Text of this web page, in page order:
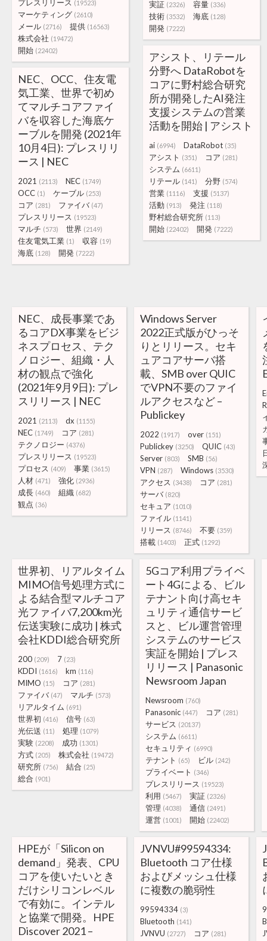
実証 (2326) 容量 (336)
技術 (3532) 海底 (128)
開発 (7222)
プレスリリース (19523)
マーケティング (2610)
メール (2716) 提供 (16563)
株式会社 (19472)
開始 (22402)
アシスト、リテール
分野へ DataRobotを
コアに野村総合研究
所が開発したAI発注
支援システムの営業
活動を開始 | アシスト
ai (6994) DataRobot (35)
アシスト (351) コア (281)
システム (6611)
リテール (141) 分野 (574)
営業 (1116) 支援 (5137)
活動 (913) 発注 (118)
野村総合研究所 (113)
開始 (22402) 開発 (7222)
NEC、OCC、住友電
気工業、世界で初め
てマルチコアファイ
バを収容した海底ケ
ーブルを開発 (2021年
10月4日): プレスリリ
ース | NEC
2021 (2113) NEC (1749)
OCC (1) ケーブル (253)
コア (281) ファイバ (47)
プレスリリース (19523)
マルチ (573) 世界 (2149)
住友電気工業 (1) 収容 (19)
海底 (128) 開発 (7222)
NEC、成長事業であ
るコアDX事業をビジ
ネスプロセス、テク
ノロジー、組織・人
材の観点で強化
(2021年9月9日): プレ
スリリース | NEC
2021 (2113) dx (1155)
NEC (1749) コア (281)
テクノロジー (4376)
プレスリリース (19523)
プロセス (409) 事業 (3615)
人材 (471) 強化 (2936)
成長 (460) 組織 (682)
観点 (36)
Windows Server
2022正式版がひっそ
りとリリース。セキ
ュアコアサーバ搭
載、SMB over QUIC
でVPN不要のファイ
ルアクセスなど –
Publickey
2022 (1917) over (151)
Publickey (3250) QUIC (43)
Server (803) SMB (56)
VPN (287) Windows (3530)
アクセス (3438) コア (281)
サーバ (820)
セキュア (1010)
ファイル (1141)
リリース (8746) 不要 (359)
搭載 (1403) 正式 (1292)
世界初、リアルタイム
MIMO信号処理方式に
よる結合型マルチコア
光ファイバ7,200km光
伝送実験に成功 | 株式
会社KDDI総合研究所
200 (209) 7 (23)
KDDI (1616) km (116)
MIMO (15) コア (281)
ファイバ (47) マルチ (573)
リアルタイム (691)
世界初 (416) 信号 (63)
光伝送 (11) 処理 (1079)
実験 (2208) 成功 (1301)
方式 (205) 株式会社 (19472)
研究所 (756) 結合 (25)
総合 (901)
5Gコア利用プライベ
ート4Gによる、ビル
テナント向け高セキ
ュリティ通信サービ
スと、ビル運営管理
システムのサービス
実証を開始 | プレス
リリース | Panasonic
Newsroom Japan
Newsroom (760)
Panasonic (447) コア (281)
サービス (20137)
システム (6611)
セキュリティ (6990)
テナント (65) ビル (242)
プライベート (346)
プレスリリース (19523)
利用 (5467) 実証 (2326)
管理 (4038) 通信 (2491)
運営 (1001) 開始 (22402)
HPEが「Silicon on
demand」発表、CPU
コアを使いたいとき
だけシリコンレベル
で有効に。インテル
と協業で開発。HPE
Discover 2021 –
JVNVU#99594334:
Bluetooth コア仕様
およびメッシュ仕様
に複数の脆弱性
99594334 (3)
Bluetooth (141)
JVNVU (2727) コア (281)